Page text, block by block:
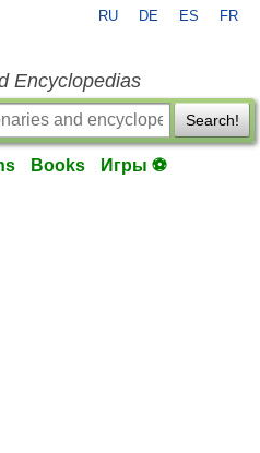
RU DE ES FR
Encyclopedias
Search!
Books Игры ⚽